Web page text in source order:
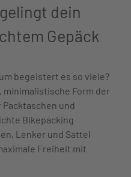
dein
Gepäck
begeistert es so viele?
minimalistische Form der
und
Bikepacking
Lenker und Sattel
Freiheit mit